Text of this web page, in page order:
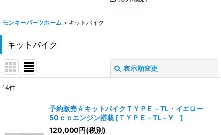
モンキーパーツホーム > キットバイク
キットバイク
表示順変更
14件
予約販売☆キットバイクＴＹＰＥ－TL・イエロー
50ｃｃエンジン搭載 [ＴＹＰＥ－TL－Y ]
120,000円(税別)